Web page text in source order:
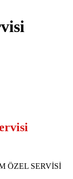
ÖZEL SERVİSİ